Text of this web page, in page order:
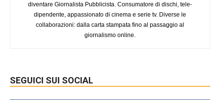
diventare Giornalista Pubblicista. Consumatore di dischi, tele-
dipendente, appassionato di cinema e serie tv. Diverse le
collaborazioni: dalla carta stampata fino al passaggio al
giornalismo online.
SEGUICI SUI SOCIAL